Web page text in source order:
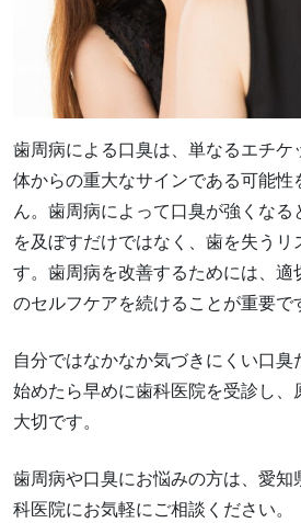
歯周病による口臭は、単なるエチケ
体からの重大なサインである可能性
ん。歯周病によって口臭が強くな
を及ぼすだけではなく、歯を失うリ
す。歯周病を改善するためには、適
のセルフケアを続けることが重要で
自分ではなかなか気づきにくい口臭
始めたら早めに歯科医院を受診し、
大切です。
歯周病や口臭にお悩みの方は、愛知
科医院にお気軽にご相談ください。